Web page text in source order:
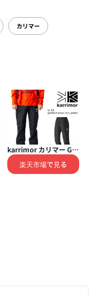
カリマー
karrimor カリマー G-T
X performance rain p
ants パンツ テント泊
楽天市場で見る